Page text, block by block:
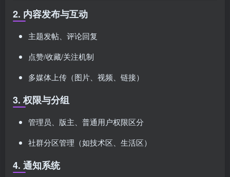
2. 内容发布与互动
主题发帖、评论回复
点赞/收藏/关注机制
多媒体上传（图片、视频、链接）
3. 权限与分组
管理员、版主、普通用户权限区分
社群分区管理（如技术区、生活区）
4. 通知系统